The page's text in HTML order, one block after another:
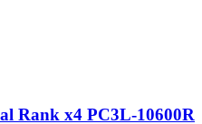
Rank x4 PC3L-10600R